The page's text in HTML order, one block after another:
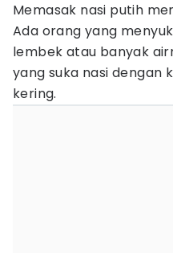
Memasak nasi putih
Ada orang yang
lembek atau banyak
yang suka nasi dengan
kering.